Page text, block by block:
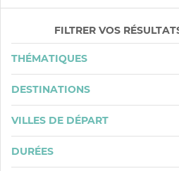
FILTRER VOS
THÉMATIQUES
DESTINATIONS
VILLES DE DÉPART
DURÉES